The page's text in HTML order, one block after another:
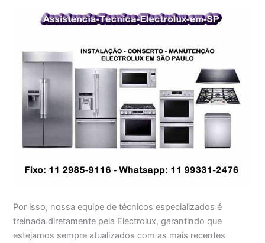
Por isso, nossa equipe de técnicos especializados é
treinada diretamente pela Electrolux, garantindo que
estejamos sempre atualizados com as mais recentes